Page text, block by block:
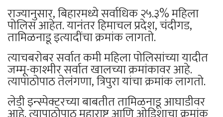
राज्यानुसार, बिहारमध्ये सर्वाधिक २५.३% महिला
पोलिस आहेत. यानंतर हिमाचल प्रदेश, चंदीगड,
तामिळनाडू इत्यादींचा क्रमांक लागतो.
त्याचबरोबर सर्वात कमी महिला पोलिसांच्या यादीत
जम्मू-काश्मीर सर्वात खालच्या क्रमांकावर आहे.
त्यापाठोपाठ तेलंगणा, त्रिपुरा यांचा क्रमांक लागतो.
लेडी इन्स्पेक्टरच्या बाबतीत तामिळनाडू आघाडीवर